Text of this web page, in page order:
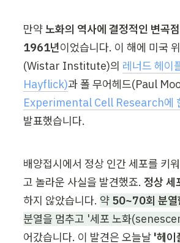
만약 노화의 역사에 결정적인 변곡점
1961년이었습니다. 이 해에 미국
(Wistar Institute)의 레너드 헤
Hayflick)
Experimental Cell Research에
발표했습니다.
배양접시에서 정상 인간 세포를 키
고 놀라운 사실을 발견했죠. 정상 세
하지 않았습니다. 약 50~70회 분열
분열을 멈추고 '세포 노화
어갔습니다. 이 발견은 오늘날 '헤이